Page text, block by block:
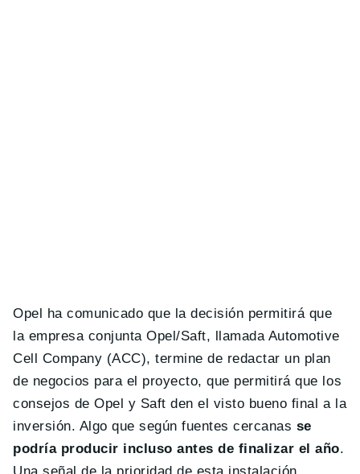
Opel ha comunicado que la decisión permitirá que
la empresa conjunta Opel/Saft, llamada Automotive
Cell Company (ACC), termine de redactar un plan
de negocios para el proyecto, que permitirá que los
consejos de Opel y Saft den el visto bueno final a la
inversión. Algo que según fuentes cercanas se
podría producir incluso antes de finalizar el año.